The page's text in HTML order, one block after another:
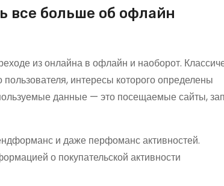
все больше об офлайн
из онлайна в офлайн и наоборот.
интересы которого определены
данные — это посещаемые сайты,
и даже перфоманс активностей.
о покупательской активности